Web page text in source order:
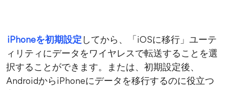
iPhoneを初期設定してから、「iOSに移行」ユーテ
ィリティにデータをワイヤレスで転送することを選
択することができます。または、初期設定後、
AndroidからiPhoneにデータを移行するのに役立つ